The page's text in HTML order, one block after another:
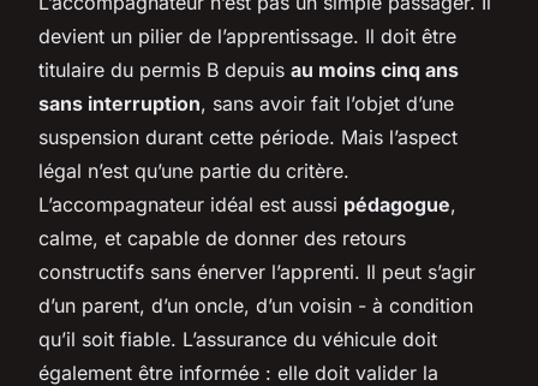
devient un pilier de l’apprentissage. Il doit être
titulaire du permis B depuis au moins cinq ans
sans interruption, sans avoir fait l’objet d’une
suspension durant cette période. Mais l’aspect
légal n’est qu’une partie du critère.
L’accompagnateur idéal est aussi pédagogue,
calme, et capable de donner des retours
constructifs sans énerver l’apprenti. Il peut s’agir
d’un parent, d’un oncle, d’un voisin - à condition
qu’il soit fiable. L’assurance du véhicule doit
également être informée : elle doit valider la